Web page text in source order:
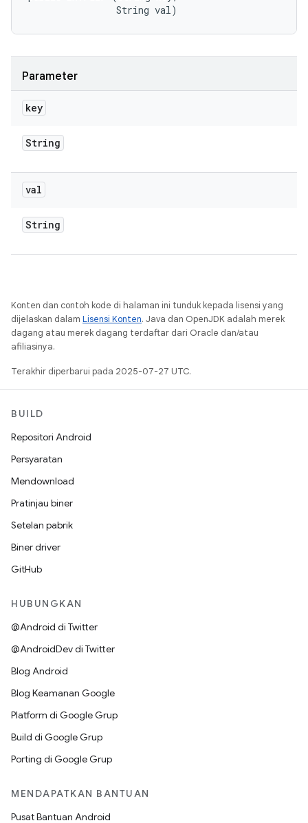
                String val)
Parameter
key
String
val
String
Konten dan contoh kode di halaman ini tunduk kepada lisensi yang
dijelaskan dalam Lisensi Konten. Java dan OpenJDK adalah merek
dagang atau merek dagang terdaftar dari Oracle dan/atau
afiliasinya.
Terakhir diperbarui pada 2025-07-27 UTC.
BUILD
Repositori Android
Persyaratan
Mendownload
Pratinjau biner
Setelan pabrik
Biner driver
GitHub
HUBUNGKAN
@Android di Twitter
@AndroidDev di Twitter
Blog Android
Blog Keamanan Google
Platform di Google Grup
Build di Google Grup
Porting di Google Grup
MENDAPATKAN BANTUAN
Pusat Bantuan Android